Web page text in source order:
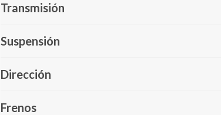
Transmisión
Suspensión
Dirección
Frenos